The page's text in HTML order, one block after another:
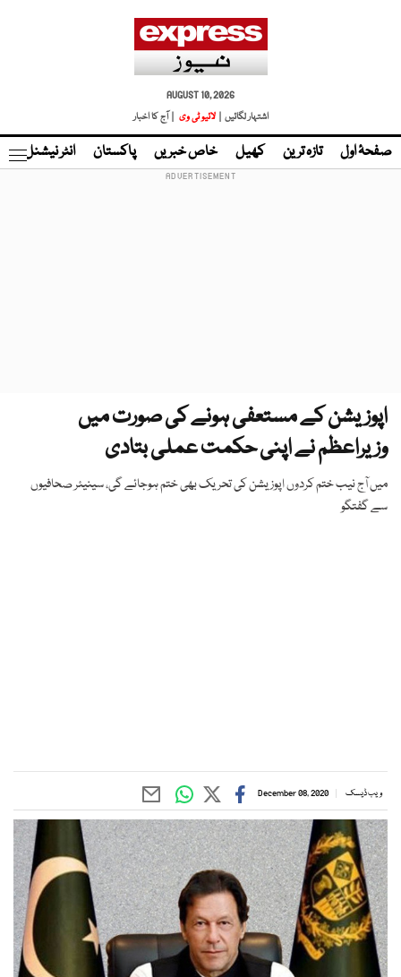
AUGUST 10, 2026
اشتہار لگائیں |
لائیو ٹی وی | آج کا اخبار
صفحۂ اول تازہ ترین کھیل خاص خبریں پاکستان انٹر نیشنل
اپوزیشن کے مستعفی ہونے کی صورت میں
وزیراعظم نے اپنی حکمت عملی بتادی
میں آج نیب ختم کردوں اپوزیشن کی تحریک بھی ختم ہوجائے گی، سینیئر صحافیوں
سے گفتگو
ویب ڈیسک December 08, 2020